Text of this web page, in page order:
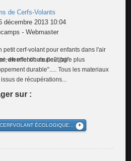
de Cerfs-Volants
décembre 2013 10:04
- Webmaster
petit cerf-volant pour enfants dans l'air
en effet on ne peut faire plus
durable"..... Tous les materiaux
de récupérations...
sur :
ÉCOLOGIQUE...